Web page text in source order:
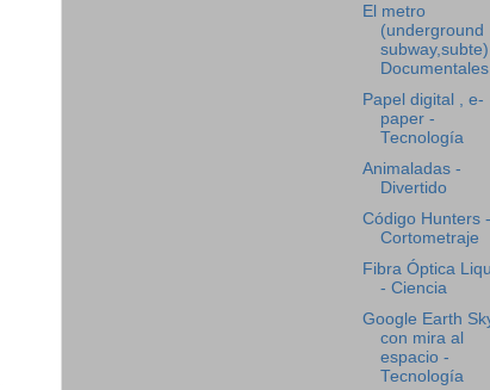
El metro
(underground
Documentales
Papel digital , e-
paper -
Tecnología
Animaladas -
Divertido
Código Hunters -
Cortometraje
Fibra Óptica
- Ciencia
Google Earth
con mira al
espacio -
Tecnología